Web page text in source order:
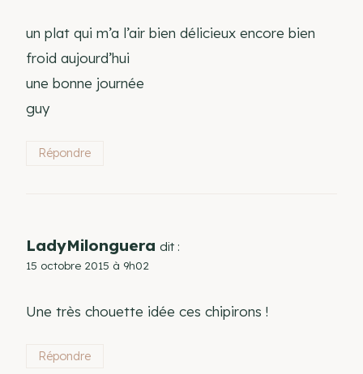
un plat qui m’a l’air bien délicieux encore bien
froid aujourd’hui
une bonne journée
guy
Répondre
LadyMilonguera dit :
15 octobre 2015 à 9h02
Une très chouette idée ces chipirons !
Répondre